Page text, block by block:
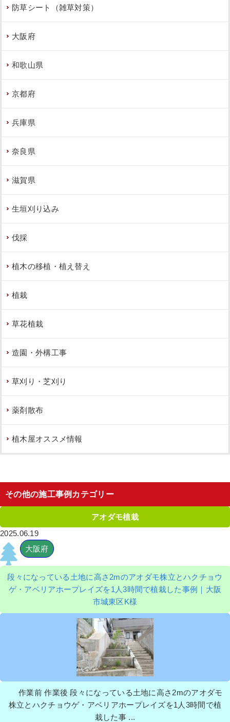
防草シート（雑草対策）
大阪府
和歌山県
京都府
兵庫県
奈良県
滋賀県
生垣刈り込み
伐採
植木の移植・植え替え
植栽
草花植栽
造園・外構工事
草刈り・芝刈り
薬剤散布
植木屋オススメ情報
その他の施工事例カテゴリー
アオダモ植栽
2025.06.19
大阪府
段々になっている土地に高さ2mのアオダモ株立とハクチョウ
ゲ・アベリアホープレイズを1人3時間で植栽した事例｜大阪
市城東区K様
作業前 作業後 段々になっている土地に高さ2mのアオダモ
株立とハクチョウゲ・アベリアホープレイズを1人3時間で植
栽した事 ...